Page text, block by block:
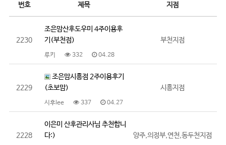
번호 제목 지점
2230
조은맘산후도우미 4주이용후
기(부천점)
루키 332 04.28
부천지점
2229
조은맘시흥점 2주이용후기
(초보맘)
시후lee 337 04.27
시흥지점
2228
이은미 산후관리사님 추천합니
다:)
양주,의정부,연천,동두천지점